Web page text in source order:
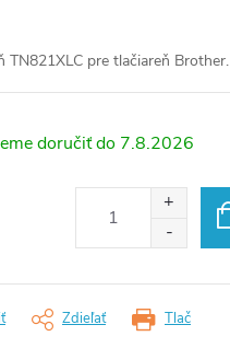
TN821XLC pre tlačiareň Brother.
7.8.2026
Tlač
Zdieľať